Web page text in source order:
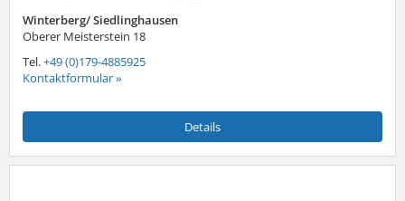
Winterberg/ Siedlinghausen
Oberer Meisterstein 18
Tel.+49 (0)179-4885925
Kontaktformular »
Details